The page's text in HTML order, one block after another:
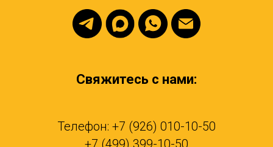
Свяжитесь с нами:
Телефон: +7 (926) 010-10-50
+7 (499) 399-10-50